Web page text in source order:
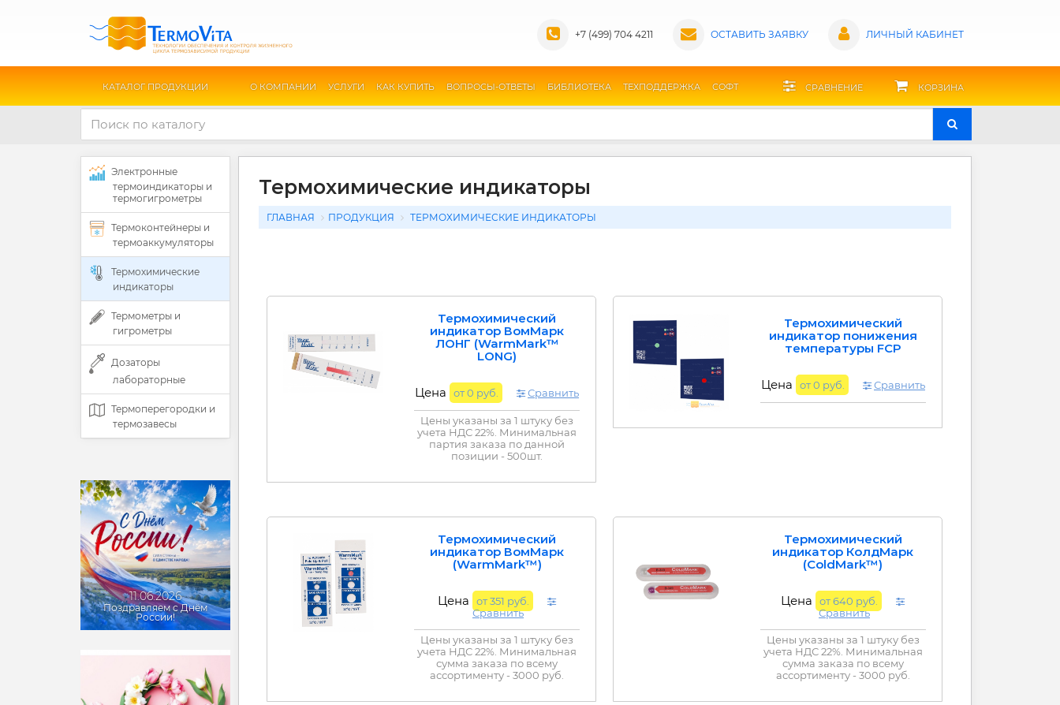
+7 (499) 704 4211 ОСТАВИТЬ ЗАЯВКУ ЛИЧНЫЙ КАБИНЕТ
КАТАЛОГ ПРОДУКЦИИ О КОМПАНИИ УСЛУГИ КАК КУПИТЬ ВОПРОСЫ-ОТВЕТЫ БИБЛИОТЕКА ТЕХПОДДЕРЖКА СОФТ СРАВНЕНИЕ КОРЗИНА
Электронные
термоиндикаторы и
термогигрометры
Термоконтейнеры и
термоаккумуляторы
Термохимические
индикаторы
Термометры и
гигрометры
Дозаторы
лабораторные
Термоперегородки и
термозавесы
11.06.2026
Поздравляем с Днём
России!
Термохимические индикаторы
ГЛАВНАЯ ПРОДУКЦИЯ ТЕРМОХИМИЧЕСКИЕ ИНДИКАТОРЫ
Термохимический
индикатор ВомМарк
ЛОНГ (WarmMark™
LONG)
Цена от 0 руб. Сравнить
Цены указаны за 1 штуку без
учета НДС 22%. Минимальная
партия заказа по данной
позиции - 500шт.
Термохимический
индикатор понижения
температуры FCP
Цена от 0 руб. Сравнить
Термохимический
индикатор ВомМарк
(WarmMark™)
Цена
от 351 руб.
Сравнить
Цены указаны за 1 штуку без
учета НДС 22%. Минимальная
сумма заказа по всему
ассортименту - 3000 руб.
Термохимический
индикатор КолдМарк
(ColdMark™)
Цена
от 640 руб.
Сравнить
Цены указаны за 1 штуку без
учета НДС 22%. Минимальная
сумма заказа по всему
ассортименту - 3000 руб.